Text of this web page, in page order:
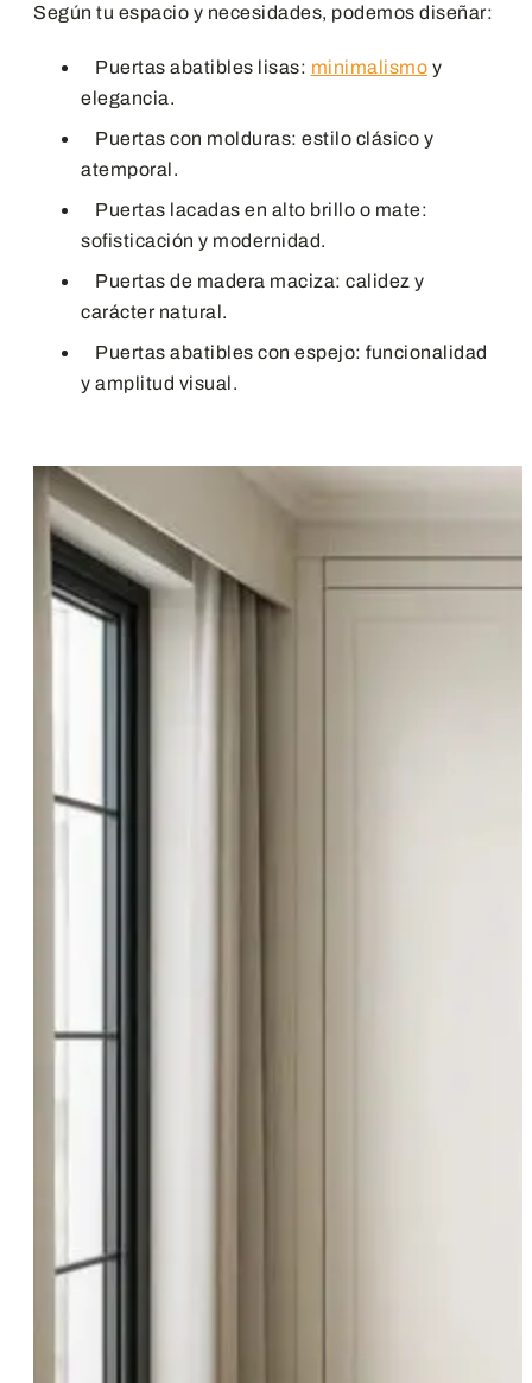
Según tu espacio y necesidades, podemos diseñar:
Puertas abatibles lisas: minimalismo y
elegancia.
Puertas con molduras: estilo clásico y
atemporal.
Puertas lacadas en alto brillo o mate:
sofisticación y modernidad.
Puertas de madera maciza: calidez y
carácter natural.
Puertas abatibles con espejo: funcionalidad
y amplitud visual.